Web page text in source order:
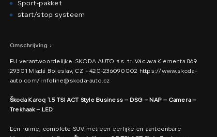
Sport-pakket
start/stop systeem
Omschrijving
EU verantwoordelijke: SKODA AUTO a.s. tr. Václava Klementa 869
29301 Mladá Boleslav, CZ +420-236090002 https://www.skoda-
auto.com/ infoline@skoda-auto.cz
Škoda Karoq 1.5 TSI ACT Style Business – DSG – NAP – Camera –
Trekhaak – LED
Een ruime, complete SUV met een eerlijke en aantoonbare